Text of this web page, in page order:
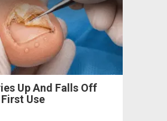
Up And Falls Off
Use